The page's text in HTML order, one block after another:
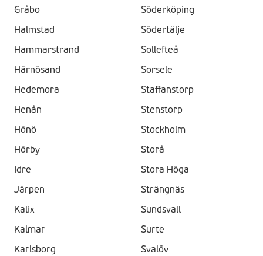
Gråbo
Halmstad
Hammarstrand
Härnösand
Hedemora
Henån
Hönö
Hörby
Idre
Järpen
Kalix
Kalmar
Karlsborg
Söderköping
Södertälje
Sollefteå
Sorsele
Staffanstorp
Stenstorp
Stockholm
Storå
Stora Höga
Strängnäs
Sundsvall
Surte
Svalöv